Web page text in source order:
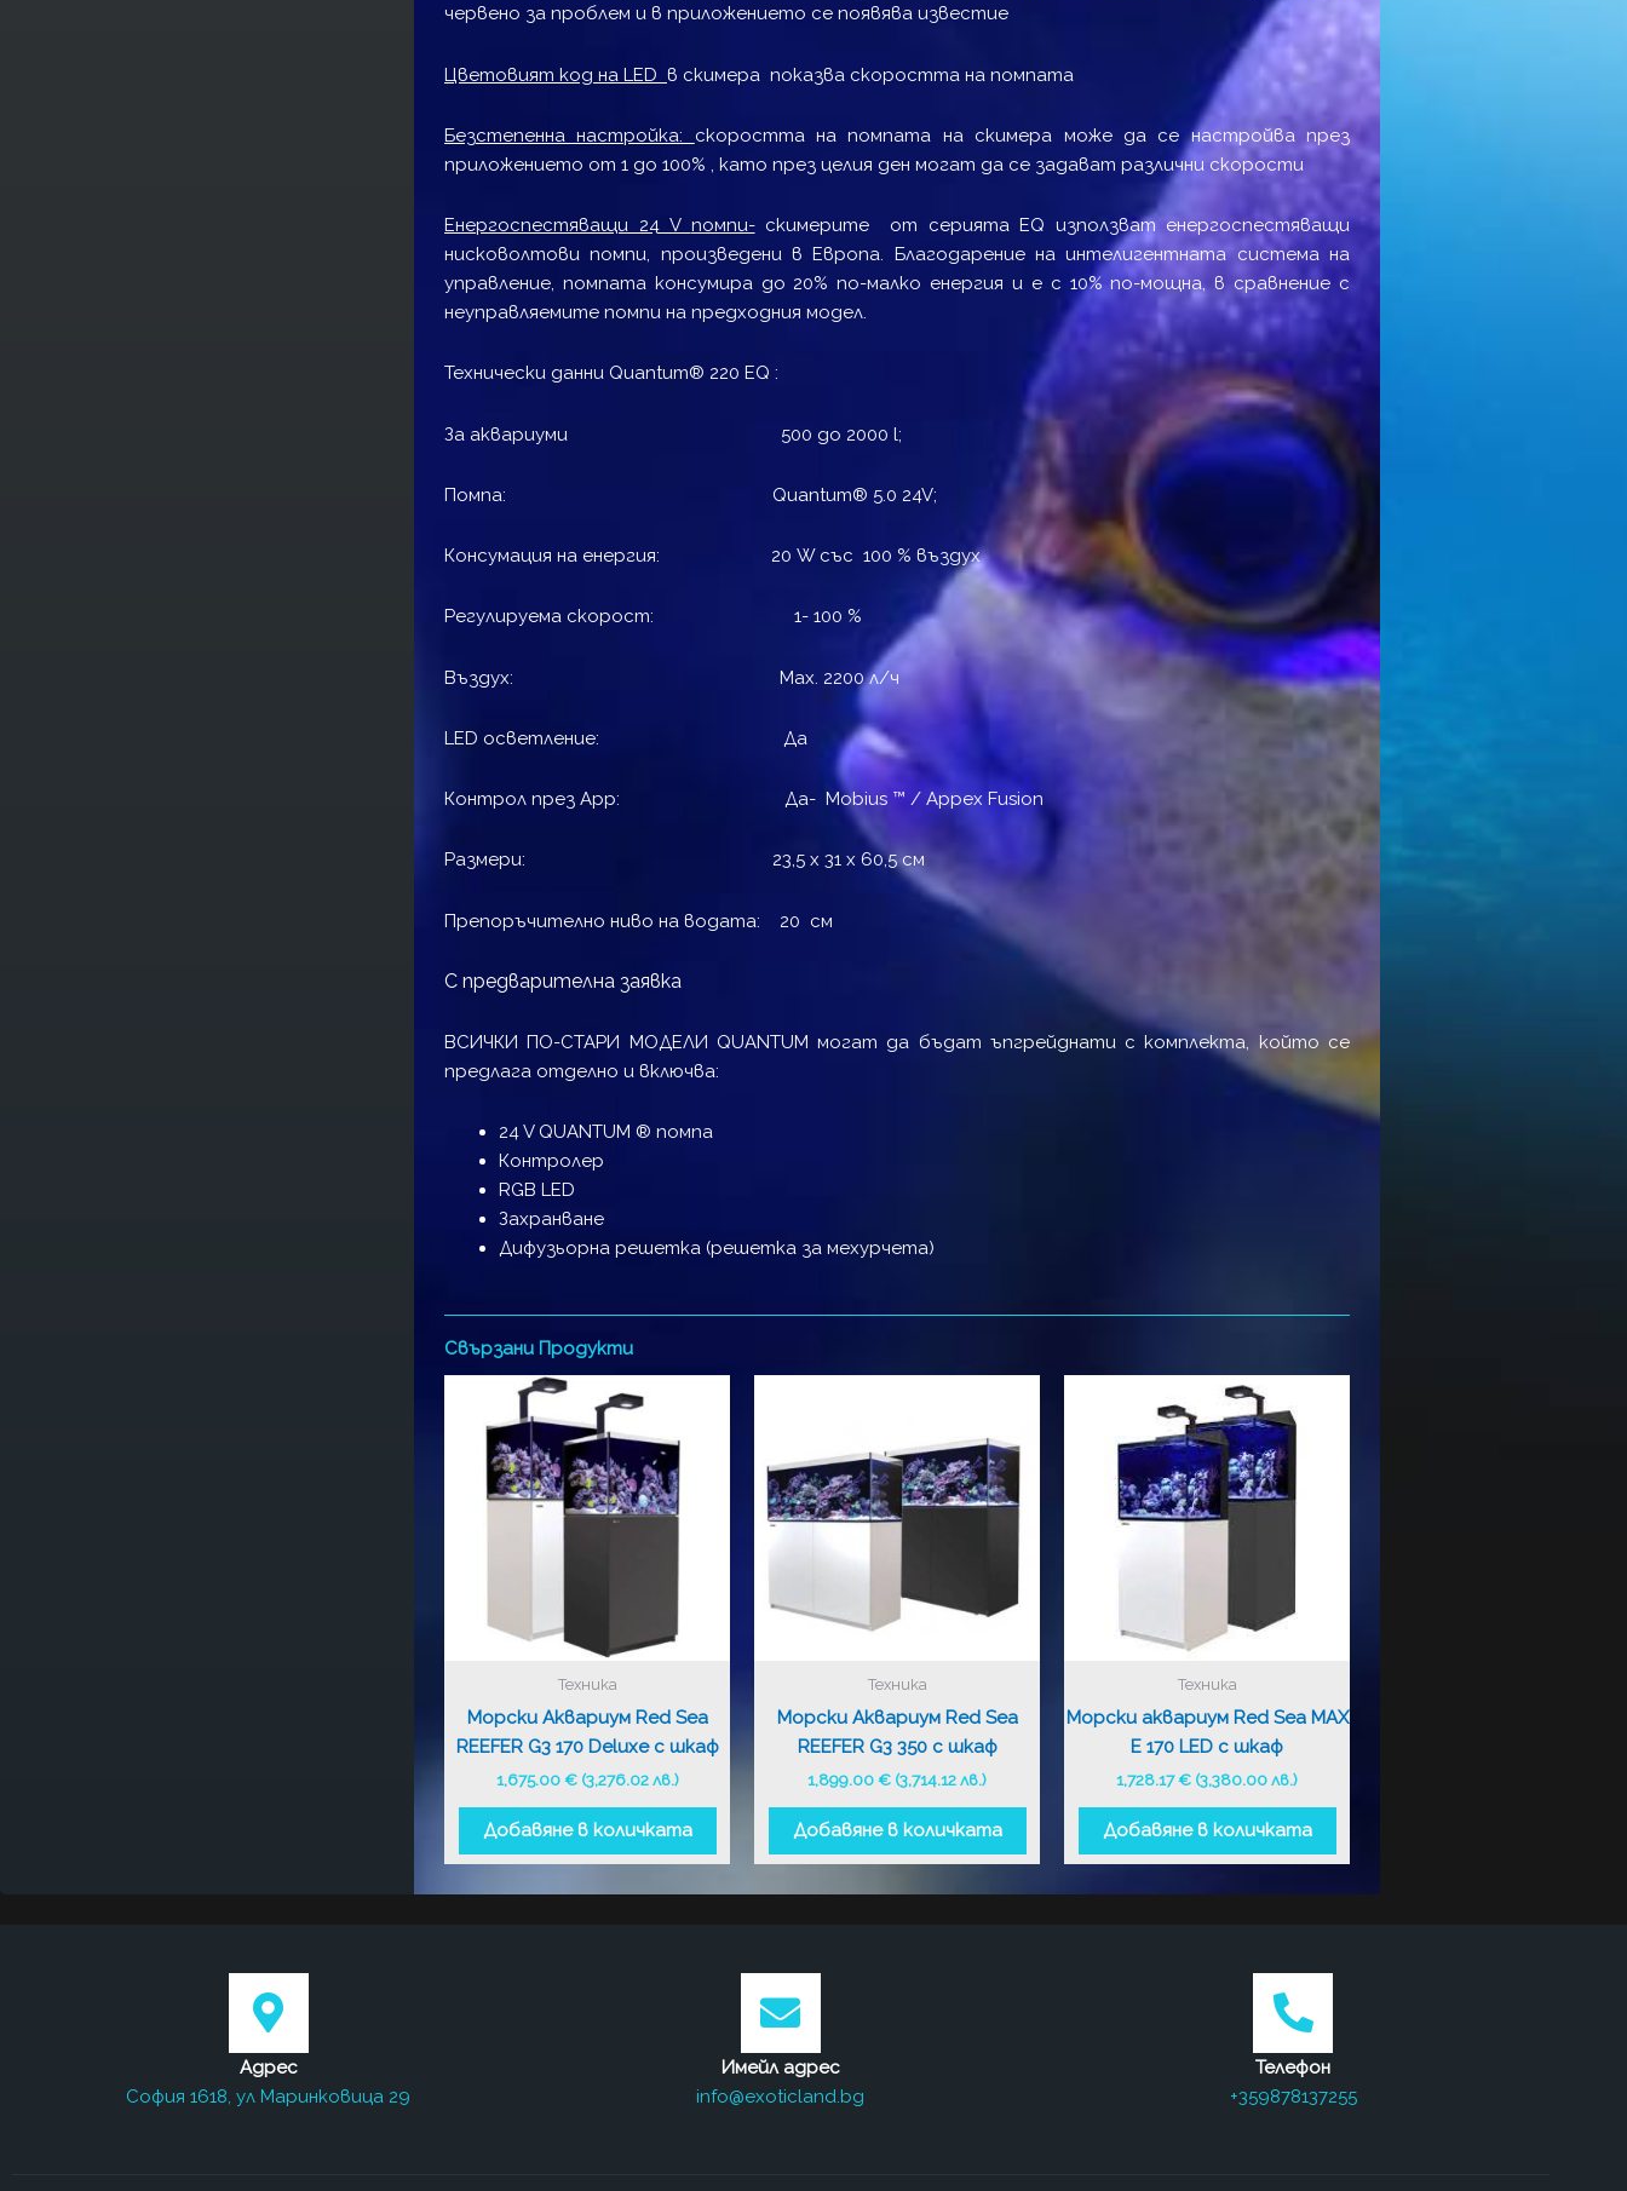
червено за проблем и в приложението се появява известие
Цветовият код на LED в скимера показва скоростта на помпата
Безстепенна настройка: скоростта на помпата на скимера може да се настройва през
приложението от 1 до 100% , като през целия ден могат да се задават различни скорости
Енергоспестяващи 24 V помпи-скимерите от серията EQ използват енергоспестяващи
нисковолтови помпи, произведени в Европа. Благодарение на интелигентната система на
управление, помпата консумира до 20% по-малко енергия и е с 10% по-мощна, в сравнение с
неуправляемите помпи на предходния модел.
Технически данни Quantum® 220 EQ :
За аквариуми 500 до 2000 l;
Помпа: Quantum® 5.0 24V;
Консумация на енергия: 20 W със 100 % въздух
Регулируема скорост: 1- 100 %
Въздух: Max. 2200 л/ч
LED осветление: Да
Контрол през App: Да- Mobius ™ / Appex Fusion
Размери: 23,5 x 31 x 60,5 см
Препоръчително ниво на водата: 20 см
С предварителна заявка
ВСИЧКИ ПО-СТАРИ МОДЕЛИ QUANTUM могат да бъдат ъпгрейднати с комплекта, който се
предлага отделно и включва:
24 V QUANTUM ® помпа
Контролер
RGB LED
Захранване
Дифузьорна решетка (решетка за мехурчета)
Свързани Продукти
Техника
Морски Аквариум Red Sea
REEFER G3 170 Deluxe с шкаф
1,675.00€ (3,276.02 лв.)
Добавяне в количката
Техника
Морски Аквариум Red Sea
REEFER G3 350 с шкаф
1,899.00€ (3,714.12 лв.)
Добавяне в количката
Техника
Морски аквариум Red Sea MAX
E 170 LED с шкаф
1,728.17€ (3,380.00 лв.)
Добавяне в количката
Адрес
София 1618, ул Маринковица 29
Имейл адрес
info@exoticland.bg
Телефон
+359878137255